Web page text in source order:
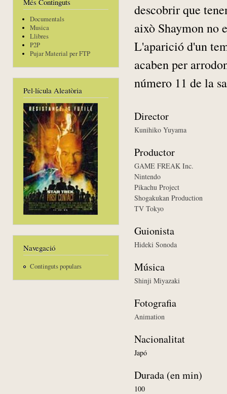
Més Continguts
Documentals
Musica
Llibres
P2P
Pujar Material per FTP
Pel·lícula Aleatòria
Navegació
Continguts populars
descobrir que
això Shaymon no
L'aparició d'un
acaben per
número 11 de la
Director
Kunihiko Yuyama
Productor
GAME FREAK Inc.
Nintendo
Pikachu Project
Shogakukan Production
TV Tokyo
Guionista
Hideki Sonoda
Música
Shinji Miyazaki
Fotografia
Animation
Nacionalitat
Japó
Durada (en min)
100